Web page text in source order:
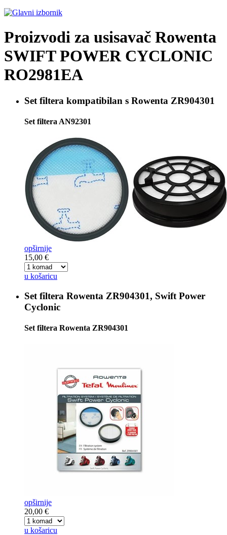
Proizvodi za usisavač Rowenta
SWIFT POWER CYCLONIC
RO2981EA
Set filtera kompatibilan s Rowenta ZR904301
Set filtera AN92301
opširnije
15,00 €
u košaricu
Set filtera Rowenta ZR904301, Swift Power
Cyclonic
Set filtera Rowenta ZR904301
opširnije
20,00 €
u košaricu